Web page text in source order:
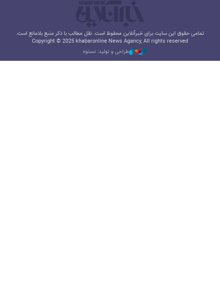
تمامی حقوق این سایت برای خبرآنلاین محفوظ است. نقل مطالب با ذکر منبع بلامانع است.
Copyright © 2025 khabaronline News Agancy, All rights reserved
طراحی و تولید: نستوه